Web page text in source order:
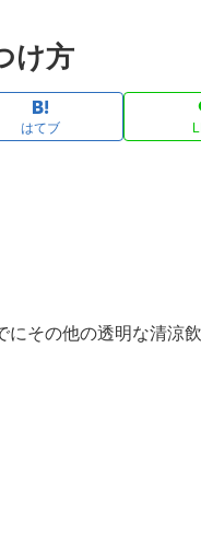
け方
はてブ
その他の透明な清涼